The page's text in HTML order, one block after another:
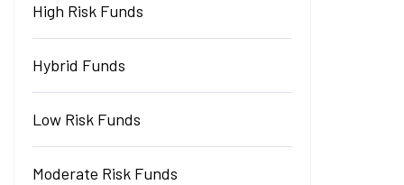
High Risk Funds
Hybrid Funds
Low Risk Funds
Moderate Risk Funds